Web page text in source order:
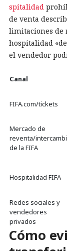
spitalidad
de venta
limitaciones de
hospitalidad
el vendedor
Canal
FIFA.com/tickets
Mercado de
reventa/
de la FIFA
Hospitalidad FIFA
Redes sociales y
vendedores
privados
Cómo